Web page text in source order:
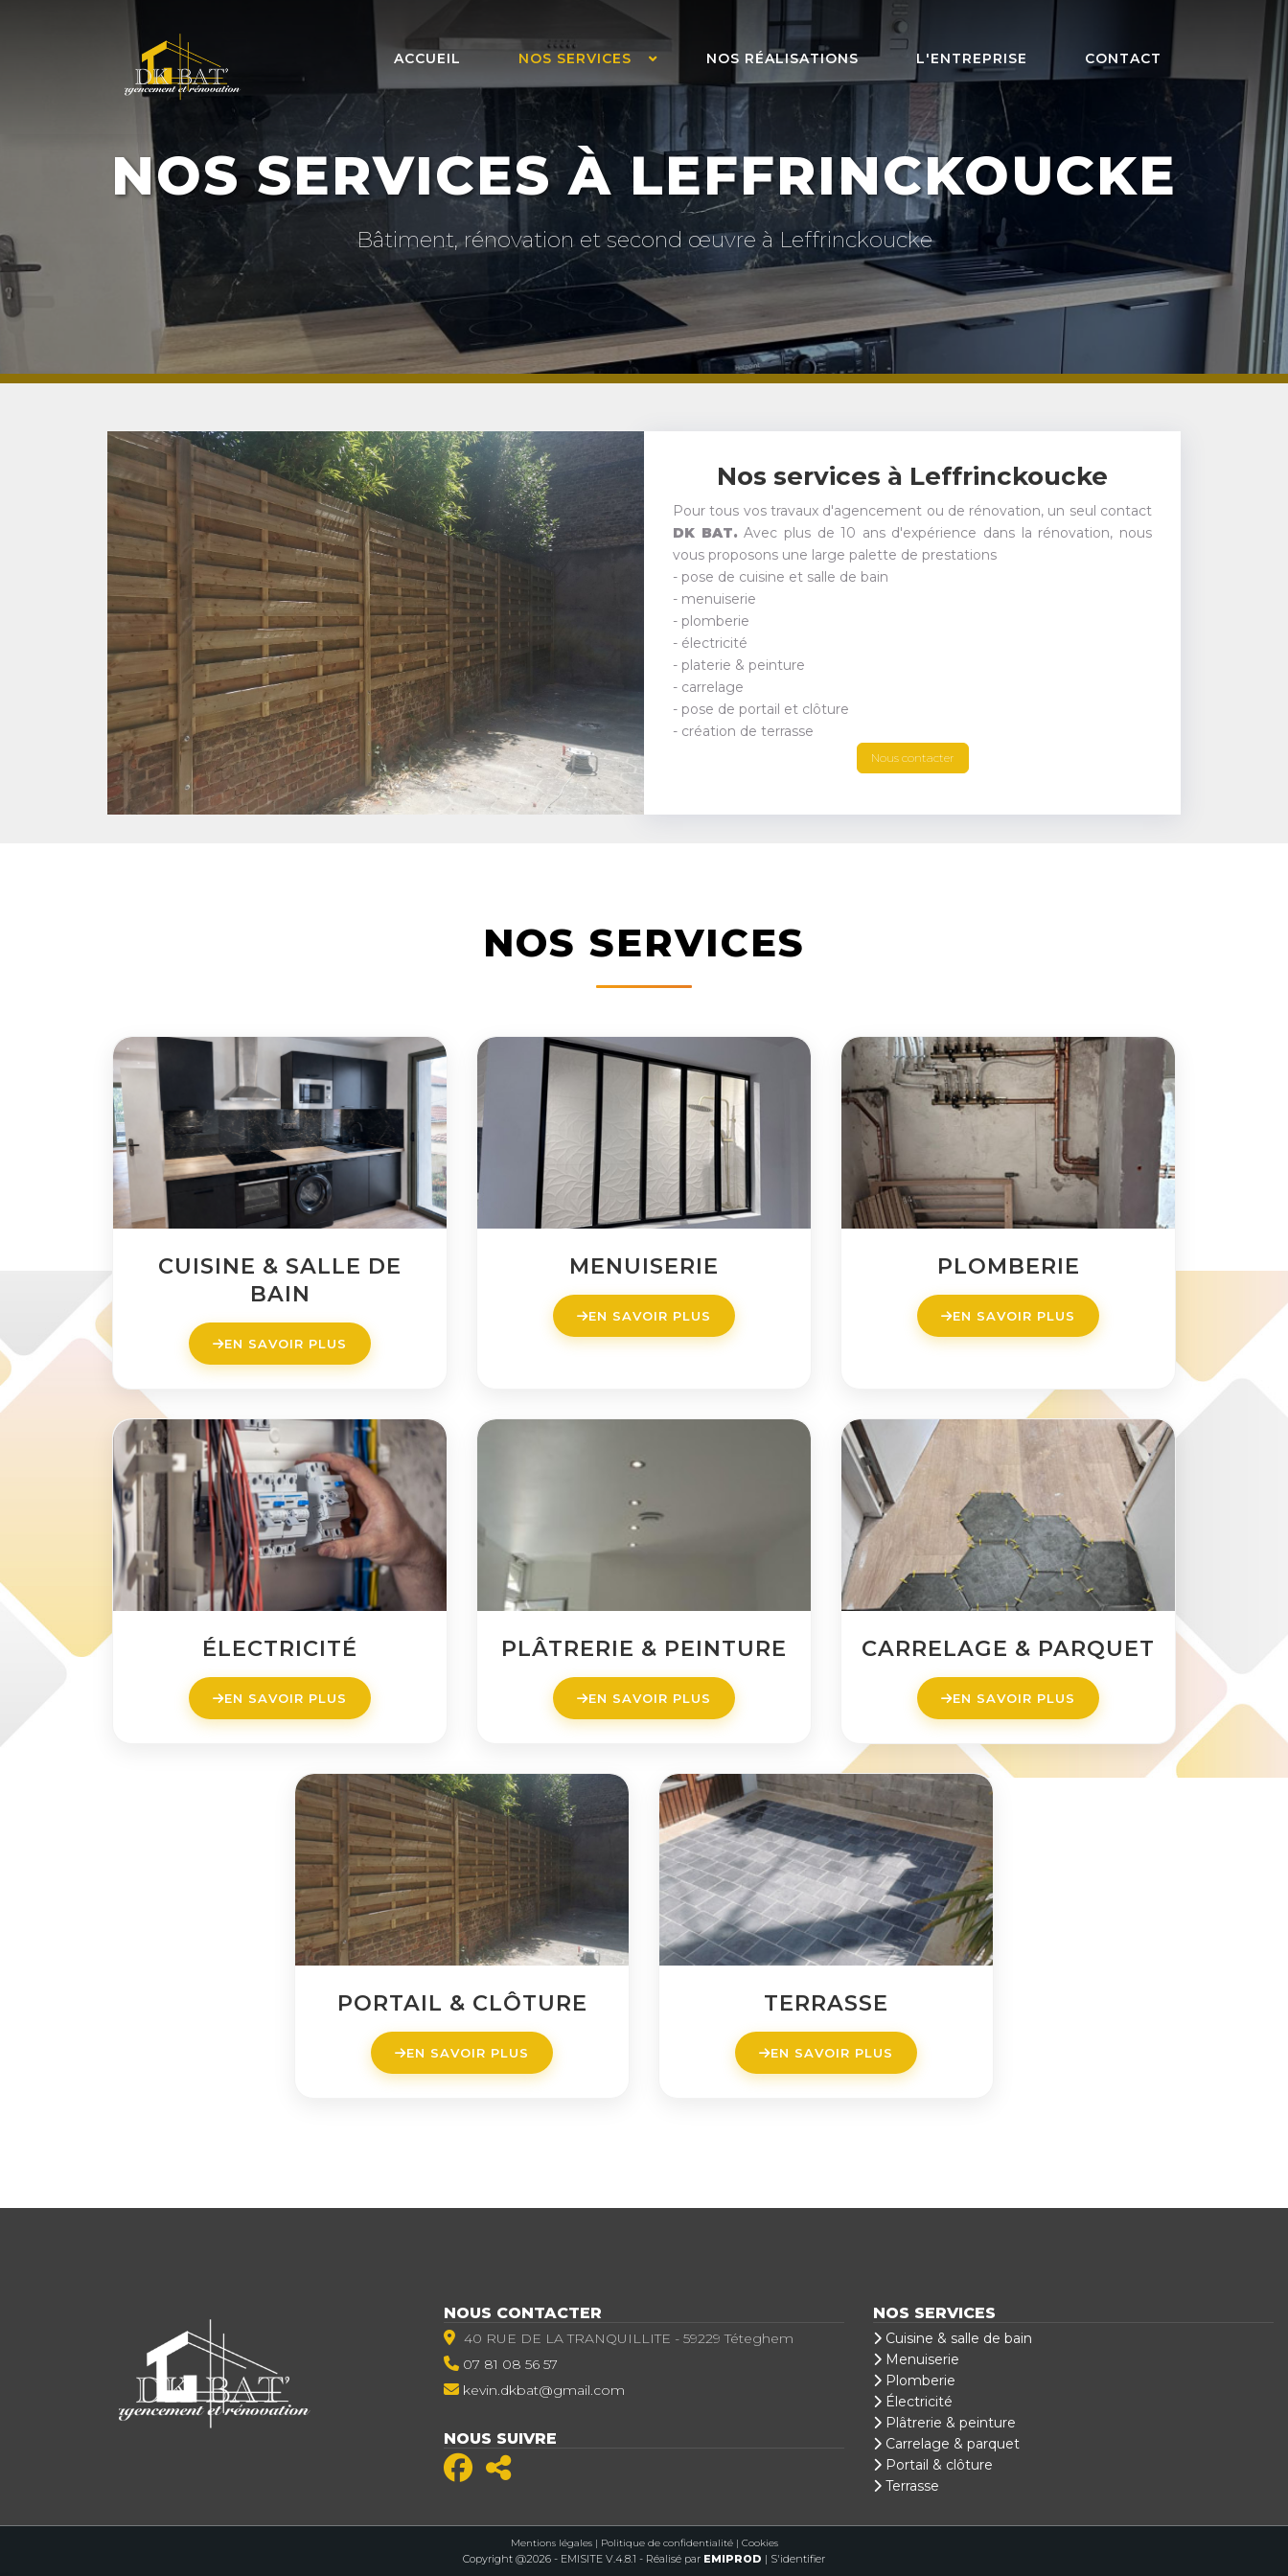
ACCUEIL NOS SERVICES NOS RÉALISATIONS L'ENTREPRISE CONTACT
NOS SERVICES À LEFFRINCKOUCKE
Bâtiment, rénovation et second œuvre à Leffrinckoucke
Nos services à Leffrinckoucke
Pour tous vos travaux d'agencement ou de rénovation, un seul contact
DK BAT.Avec plus de 10 ans d'expérience dans la rénovation, nous
vous proposons une large palette de prestations
- pose de cuisine et salle de bain
- menuiserie
- plomberie
- électricité
- platerie & peinture
- carrelage
- pose de portail et clôture
- création de terrasse
Nous contacter
NOS SERVICES
CUISINE & SALLE DE
BAIN
EN SAVOIR PLUS
MENUISERIE
EN SAVOIR PLUS
PLOMBERIE
EN SAVOIR PLUS
ÉLECTRICITÉ
EN SAVOIR PLUS
PLÂTRERIE & PEINTURE
EN SAVOIR PLUS
CARRELAGE & PARQUET
EN SAVOIR PLUS
PORTAIL & CLÔTURE
EN SAVOIR PLUS
TERRASSE
EN SAVOIR PLUS
NOUS CONTACTER
40 RUE DE LA TRANQUILLITE - 59229 Téteghem
07 81 08 56 57
kevin.dkbat@gmail.com
NOUS SUIVRE
NOS SERVICES
Cuisine & salle de bain
Menuiserie
Plomberie
Électricité
Plâtrerie & peinture
Carrelage & parquet
Portail & clôture
Terrasse
Mentions légales| Politique de confidentialité| Cookies
Copyright @2026 - EMISITE V.4.8.1 - Réalisé par EMIPROD | S'identifier